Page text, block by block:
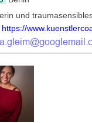
und
https://